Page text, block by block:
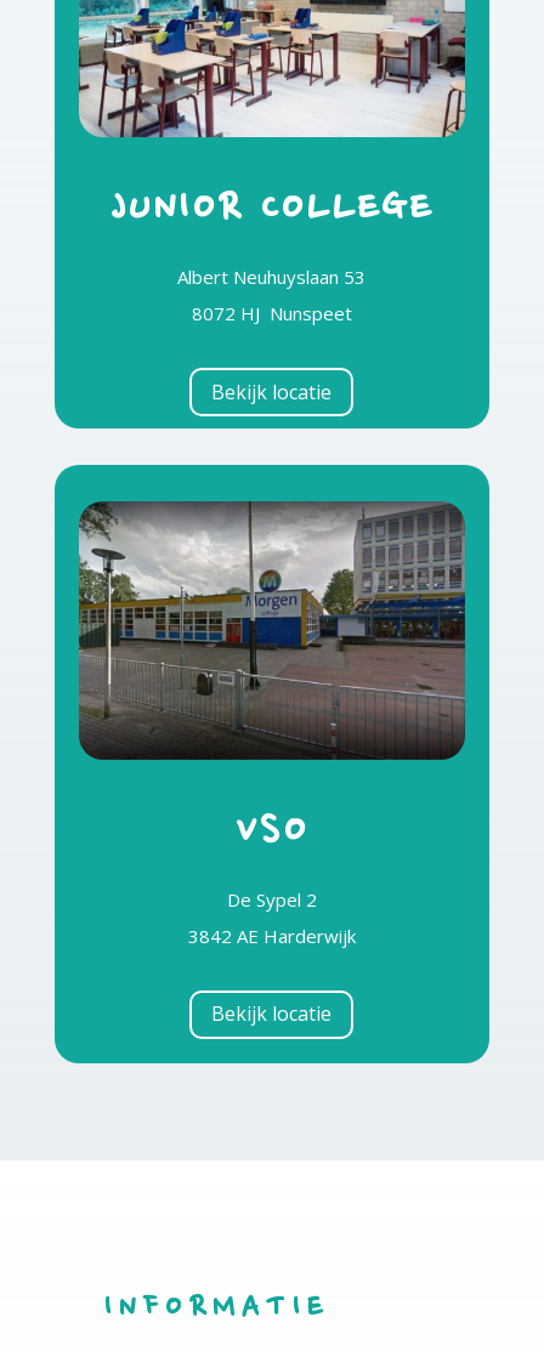
JUNIOR COLLEGE
Albert Neuhuyslaan 53
8072 HJ Nunspeet
Bekijk locatie
VSO
De Sypel 2
3842 AE Harderwijk
Bekijk locatie
INFORMATIE